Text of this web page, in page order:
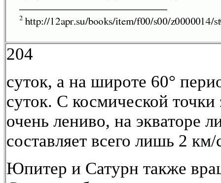
204
суток, а на широте 60°
суток. С космической
очень лениво, на экваторе
составляет всего лишь 2 км/
Юпитер и Сатурн также